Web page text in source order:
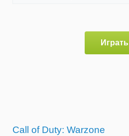
Играть
Call of Duty: Warzone